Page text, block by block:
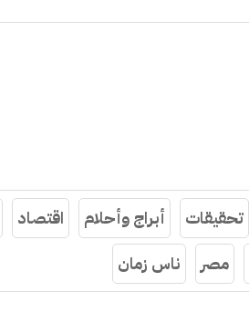
تحقيقات أبراج وأحلام اقتصاد
مصر
ناس زمان